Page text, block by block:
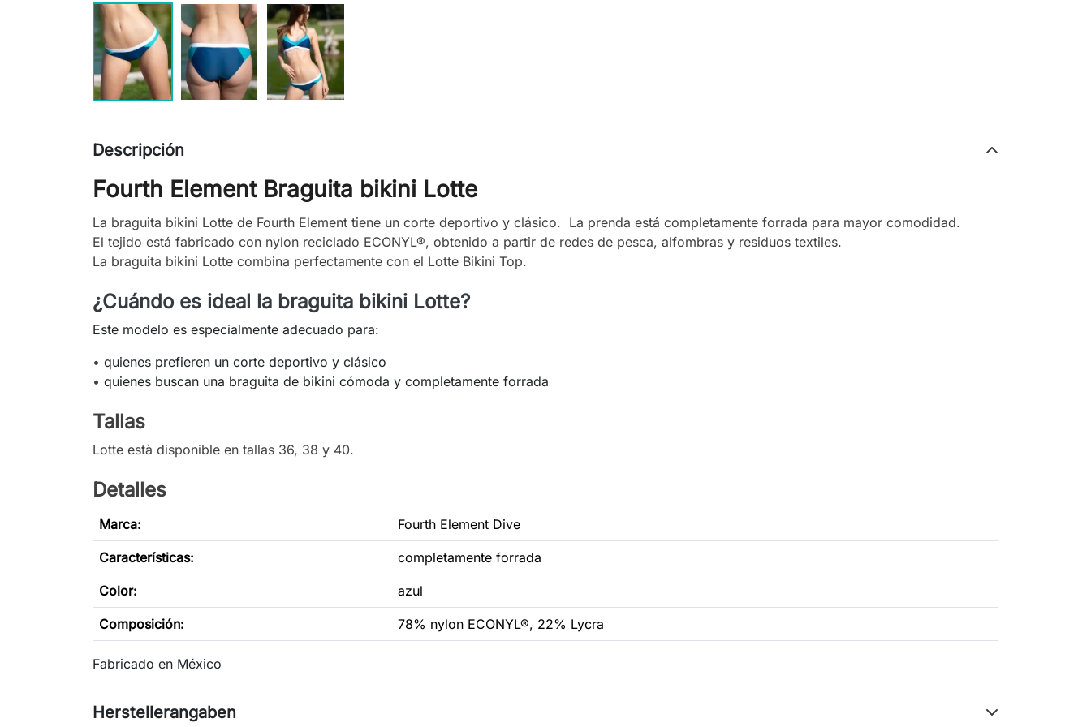
Descripción
Fourth Element Braguita bikini Lotte
La braguita bikini Lotte de Fourth Element tiene un corte deportivo y clásico. La prenda está completamente forrada para mayor comodidad.
El tejido está fabricado con nylon reciclado ECONYL®, obtenido a partir de redes de pesca, alfombras y residuos textiles.
La braguita bikini Lotte combina perfectamente con el Lotte Bikini Top.
¿Cuándo es ideal la braguita bikini Lotte?
Este modelo es especialmente adecuado para:
• quienes prefieren un corte deportivo y clásico
• quienes buscan una braguita de bikini cómoda y completamente forrada
Tallas
Lotte està disponible en tallas 36, 38 y 40.
Detalles
Marca: Fourth Element Dive
Características: completamente forrada
Color: azul
Composición: 78% nylon ECONYL®, 22% Lycra
Fabricado en México
Herstellerangaben